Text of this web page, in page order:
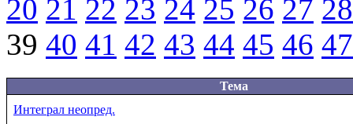
20 21 22 23 24 25 26 27 28
39 40 41 42 43 44 45 46 47
Тема
Интеграл неопред.